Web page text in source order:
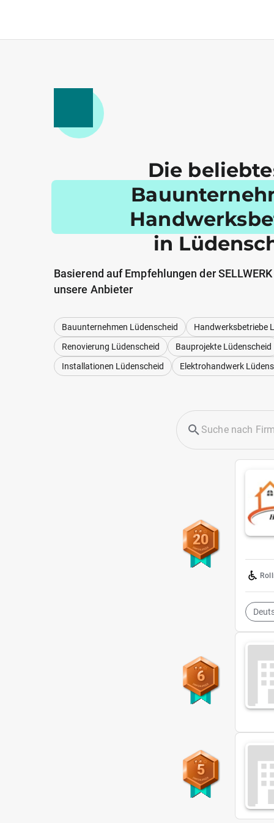
Die
in
Basierend auf Empfehlungen der
unsere Anbieter
Bauunternehmen Lüdenscheid
Handwerksbetriebe
Renovierung Lüdenscheid
Bauprojekte Lüdenscheid
Installationen Lüdenscheid
Elektrohandwerk
20
6
5